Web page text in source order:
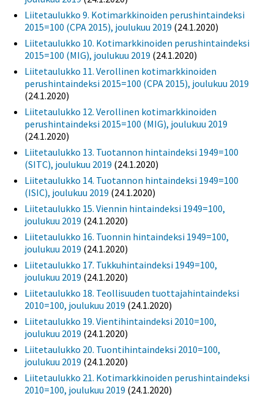
Liitetaulukko 9. Kotimarkkinoiden perushintaindeksi
2015=100 (CPA 2015), joulukuu 2019 (24.1.2020)
Liitetaulukko 10. Kotimarkkinoiden perushintaindeksi
2015=100 (MIG), joulukuu 2019 (24.1.2020)
Liitetaulukko 11. Verollinen kotimarkkinoiden
perushintaindeksi 2015=100 (CPA 2015), joulukuu 2019
(24.1.2020)
Liitetaulukko 12. Verollinen kotimarkkinoiden
perushintaindeksi 2015=100 (MIG), joulukuu 2019
(24.1.2020)
Liitetaulukko 13. Tuotannon hintaindeksi 1949=100
(SITC), joulukuu 2019 (24.1.2020)
Liitetaulukko 14. Tuotannon hintaindeksi 1949=100
(ISIC), joulukuu 2019 (24.1.2020)
Liitetaulukko 15. Viennin hintaindeksi 1949=100,
joulukuu 2019 (24.1.2020)
Liitetaulukko 16. Tuonnin hintaindeksi 1949=100,
joulukuu 2019 (24.1.2020)
Liitetaulukko 17. Tukkuhintaindeksi 1949=100,
joulukuu 2019 (24.1.2020)
Liitetaulukko 18. Teollisuuden tuottajahintaindeksi
2010=100, joulukuu 2019 (24.1.2020)
Liitetaulukko 19. Vientihintaindeksi 2010=100,
joulukuu 2019 (24.1.2020)
Liitetaulukko 20. Tuontihintaindeksi 2010=100,
joulukuu 2019 (24.1.2020)
Liitetaulukko 21. Kotimarkkinoiden perushintaindeksi
2010=100, joulukuu 2019 (24.1.2020)